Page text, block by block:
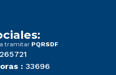
tramitar PQRSDF
: 33696